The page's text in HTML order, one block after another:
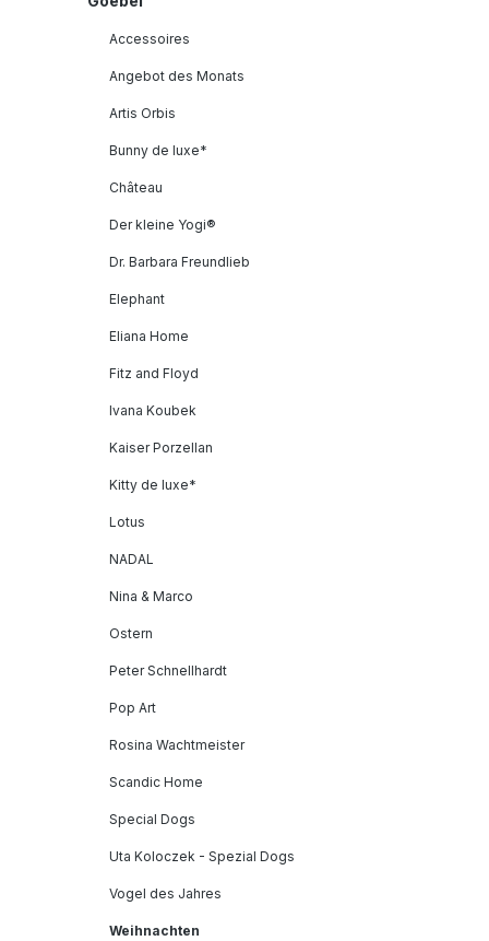
Accessoires
Angebot des Monats
Artis Orbis
Bunny de luxe*
Château
Der kleine Yogi®
Dr. Barbara Freundlieb
Elephant
Eliana Home
Fitz and Floyd
Ivana Koubek
Kaiser Porzellan
Kitty de luxe*
Lotus
NADAL
Nina & Marco
Ostern
Peter Schnellhardt
Pop Art
Rosina Wachtmeister
Scandic Home
Special Dogs
Uta Koloczek - Spezial Dogs
Vogel des Jahres
Weihnachten